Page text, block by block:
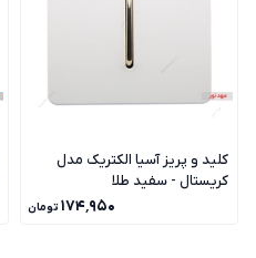
کلید و پریز آسیا الکتریک مدل
کریستال - سفید طلا
۱۷۴٬۹۵۰ تومان